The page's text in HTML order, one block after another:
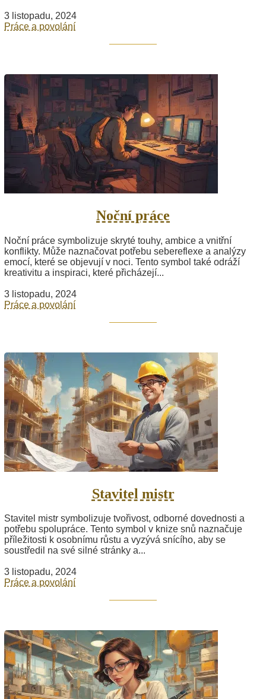
3 listopadu, 2024
Práce a povolání
Noční práce
Noční práce symbolizuje skryté touhy, ambice a vnitřní
konflikty. Může naznačovat potřebu sebereflexe a analýzy
emocí, které se objevují v noci. Tento symbol také odráží
kreativitu a inspiraci, které přicházejí...
3 listopadu, 2024
Práce a povolání
Stavitel mistr
Stavitel mistr symbolizuje tvořivost, odborné dovednosti a
potřebu spolupráce. Tento symbol v knize snů naznačuje
příležitosti k osobnímu růstu a vyzývá snícího, aby se
soustředil na své silné stránky a...
3 listopadu, 2024
Práce a povolání